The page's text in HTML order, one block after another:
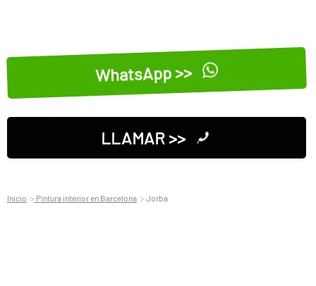
WhatsApp >>
LLAMAR >>
Inicio Pintura interior en Barcelona Jorba